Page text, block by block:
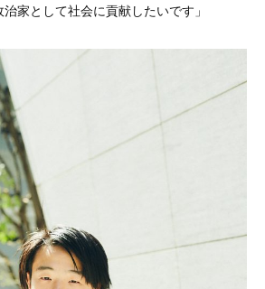
家として社会に貢献したいです」